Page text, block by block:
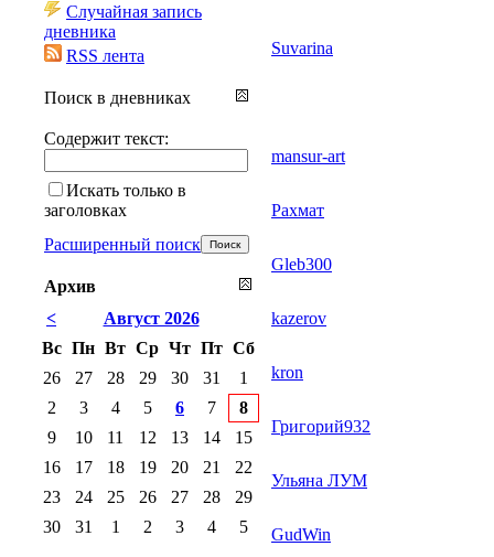
Suvarina
mansur-art
Рахмат
Gleb300
kazerov
kron
Григорий932
Ульяна ЛУМ
GudWin
Случайная запись
дневника
RSS лента
Поиск в дневниках
Содержит текст:
Искать только в
заголовках
Расширенный поиск
Архив
<
Август 2026
Вс Пн Вт Ср Чт Пт Сб
26
27 28 29 30 31
1
2
3 4 5 6 7
8
9
10 11 12 13 14
15
16
17 18 19 20 21
22
23
24 25 26 27 28
29
30
31 1 2 3 4 5